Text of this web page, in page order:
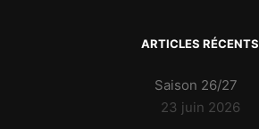
ARTICLES RÉCENTS
Saison 26/27
23 juin 2026